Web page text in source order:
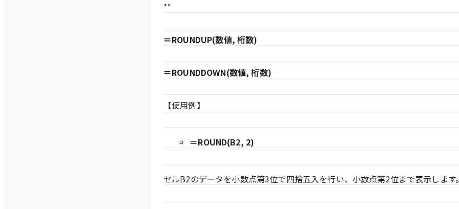
**
＝ROUNDUP(数値, 桁数)
＝ROUNDDOWN(数値, 桁数)
【使用例】
＝ROUND(B2, 2)
セルB2のデータを小数点第3位で四捨五入を行い、小数点第2位まで表示します